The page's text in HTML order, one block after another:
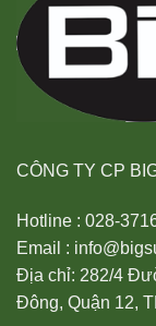
CÔNG TY CP
Hotline : 028-
Email :
Địa chỉ: 282/4
Đông, Quận 12,